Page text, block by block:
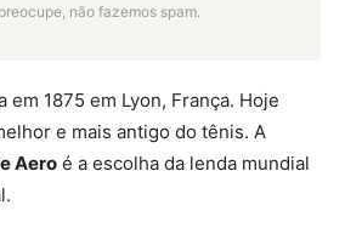
não fazemos spam.
em 1875 em Lyon, França. Hoje
e mais antigo do tênis. A
Aero é a escolha da lenda mundial